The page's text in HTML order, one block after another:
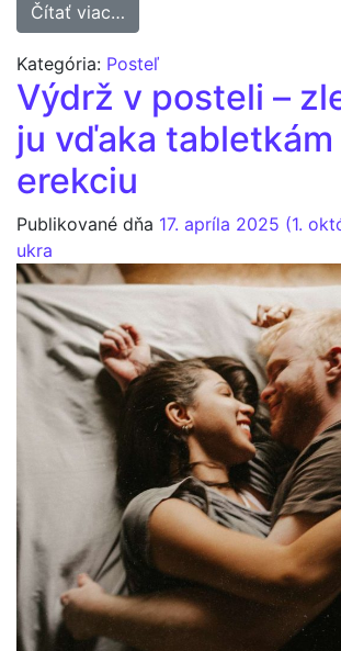
Čítať viac…
Kategória: Posteľ
Výdrž v posteli –
ju vďaka tabletkám
erekciu
Publikované dňa 17. apríla 2025 (1.
ukra